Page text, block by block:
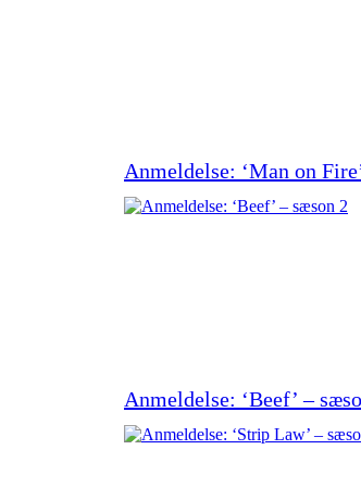
Anmeldelse: ‘Man on
Anmeldelse: ‘Beef’ –